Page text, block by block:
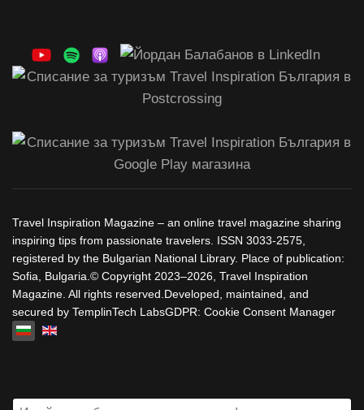
Travel Inspiration Magazine – an online travel magazine sharing
inspiring tips from passionate travelers. ISSN 3033-2575,
registered by the Bulgarian National Library. Place of publication:
Sofia, Bulgaria.© Copyright 2023–2026, Travel Inspiration
Magazine. All rights reserved.Developed, maintained, and
secured by TemplinTech LabsGDPR: Cookie Consent Manager
Изберете език